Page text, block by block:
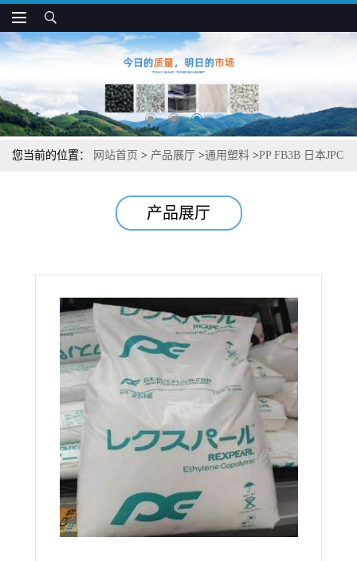
您当前的位置： 网站首页 > 产品展厅 >通用塑料 >PP FB3B 日本JPC
产品展厅